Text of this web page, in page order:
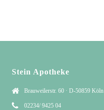
Stein Apotheke
Brauweilerstr. 60 · D-50859 Köln
02234/ 9425 04